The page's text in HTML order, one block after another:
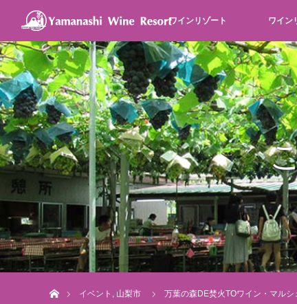
ワインリゾート ワイン
イベント , 山梨市 万葉の森DE焚火TOワイン・マルシ